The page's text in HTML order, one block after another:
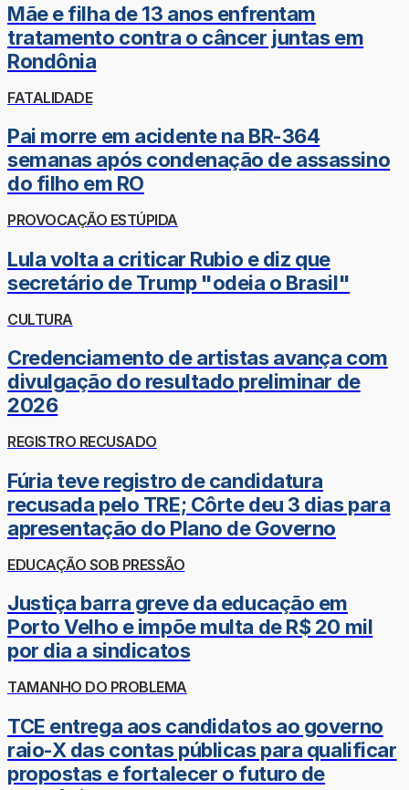
Mãe e filha de 13 anos enfrentam
tratamento contra o câncer juntas em
Rondônia
FATALIDADE
Pai morre em acidente na BR-364
semanas após condenação de assassino
do filho em RO
PROVOCAÇÃO ESTÚPIDA
Lula volta a criticar Rubio e diz que
secretário de Trump "odeia o Brasil"
CULTURA
Credenciamento de artistas avança com
divulgação do resultado preliminar de
2026
REGISTRO RECUSADO
Fúria teve registro de candidatura
recusada pelo TRE; Côrte deu 3 dias para
apresentação do Plano de Governo
EDUCAÇÃO SOB PRESSÃO
Justiça barra greve da educação em
Porto Velho e impõe multa de R$ 20 mil
por dia a sindicatos
TAMANHO DO PROBLEMA
TCE entrega aos candidatos ao governo
raio-X das contas públicas para qualificar
propostas e fortalecer o futuro de